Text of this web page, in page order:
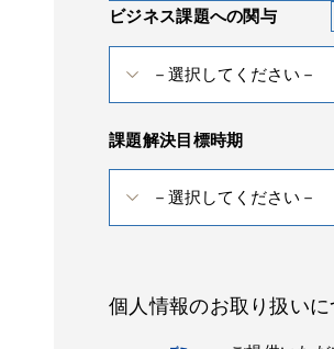
ビジネス課題への関与
課題解決目標時期
個人情報のお取り扱いに